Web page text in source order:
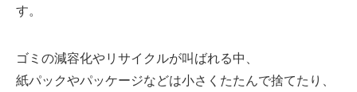
す。
ゴミの減容化やリサイクルが叫ばれる中、
紙パックやパッケージなどは小さくたたんで捨てたり、